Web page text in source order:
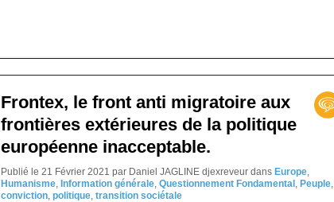
Frontex, le front anti migratoire aux
frontières extérieures de la politique
européenne inacceptable.
Publié le 21 Février 2021 par Daniel JAGLINE djexreveur dans Europe,
Humanisme, Information générale, Questionnement Fondamental , Peuple,
conviction, politique, transition sociétale